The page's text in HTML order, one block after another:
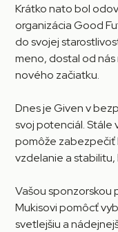
Krátko nato bol
organizácia Good
do svojej
meno, dostal od
nového začiatku.
Dnes je Given v
svoj potenciál. Stále
pomôže zabezpečiť
vzdelanie a stabilitu,
Vašou
Mukisovi pomôcť
svetlejšiu a